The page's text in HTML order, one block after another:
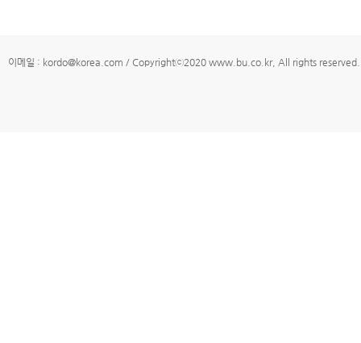
이메일 : kordo@korea.com / Copyrightⓒ2020 www.bu.co.kr, All rights reserved.